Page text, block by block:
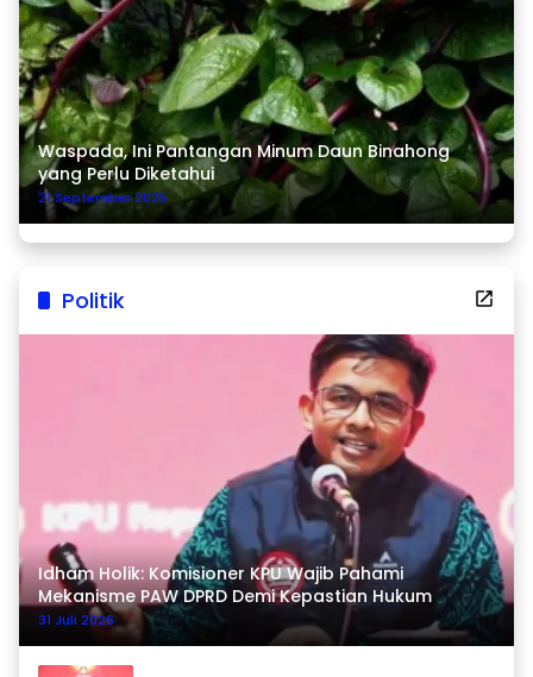
Waspada, Ini Pantangan Minum Daun Binahong
yang Perlu Diketahui
21 September 2025
Politik
Idham Holik: Komisioner KPU Wajib Pahami
Mekanisme PAW DPRD Demi Kepastian Hukum
31 Juli 2026